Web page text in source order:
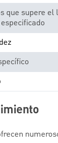
que supere